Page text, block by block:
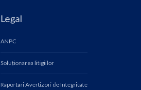
Legal
ANPC
Soluționarea litigiilor
Raportări Avertizori de Integritate